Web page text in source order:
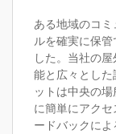
ある地域のコ
ルを確実に保
した。当社の
能と広々とし
ットは中央の
に簡単にアク
ードバックに